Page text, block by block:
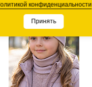
конфиденциальности
Принять